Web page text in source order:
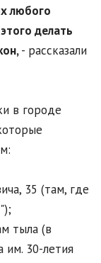
любого
делать
- рассказали
в городе
35 (там, где
тыла (в
им. 30-летия